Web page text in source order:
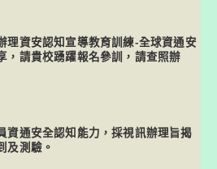
理資安認知宣導教育訓練-全球資通安
，請貴校踴躍報名參訓，請查照辦
資通安全認知能力，採視訊辦理旨揭
及測驗。